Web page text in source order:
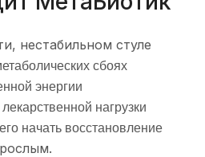
нестабильном стуле
сбоях
энергии
нагрузки
начать восстановление